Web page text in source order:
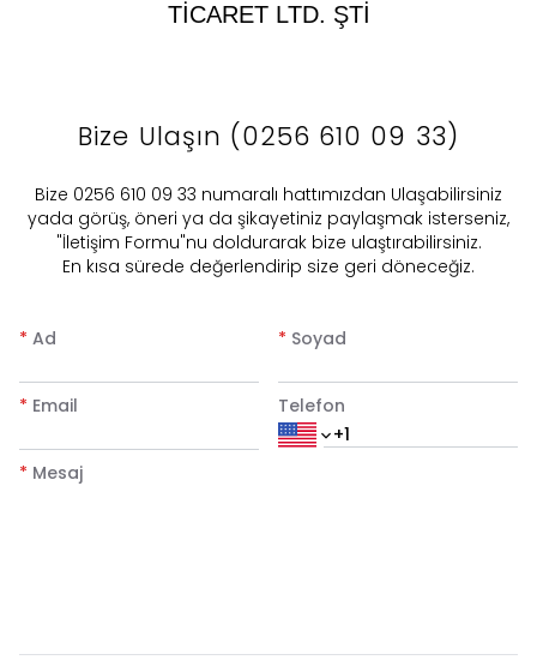
TİCARET LTD. ŞTİ
Bize Ulaşın (0256 610 09 33)
Bize 0256 610 09 33 numaralı hattımızdan Ulaşabilirsiniz
yada görüş, öneri ya da şikayetiniz paylaşmak isterseniz,
"İletişim Formu"nu doldurarak bize ulaştırabilirsiniz.
En kısa sürede değerlendirip size geri döneceğiz.
* Ad * Soyad
* Email Telefon
* Mesaj